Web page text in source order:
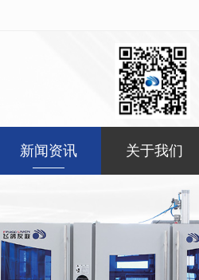
新闻资讯 关于我们